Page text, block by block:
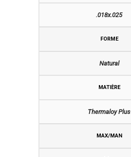
.018x.025
FORME
Natural
MATIÈRE
Thermaloy Plus
MAX/MAN